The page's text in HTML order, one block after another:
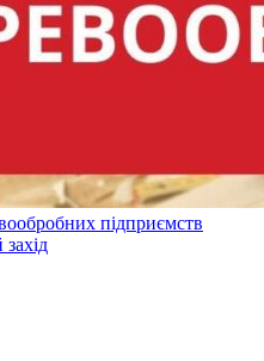
підприємств